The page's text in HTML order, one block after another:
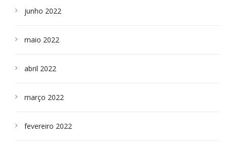
junho 2022
maio 2022
abril 2022
março 2022
fevereiro 2022